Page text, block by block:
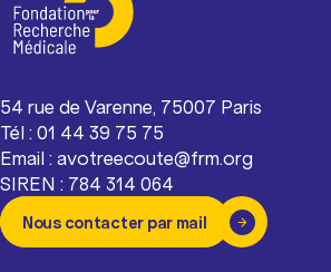
54 rue de Varenne, 75007 Paris
Tél : 01 44 39 75 75
Email : avotreecoute@frm.org
SIREN : 784 314 064
Nous contacter par mail